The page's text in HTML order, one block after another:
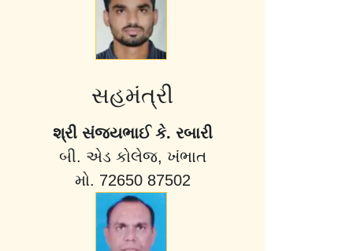
સહમંત્રી
શ્રી સંજયભાઈ કે. રબારી
બી. એડ કોલેજ, ખંભાત
મો. 72650 87502